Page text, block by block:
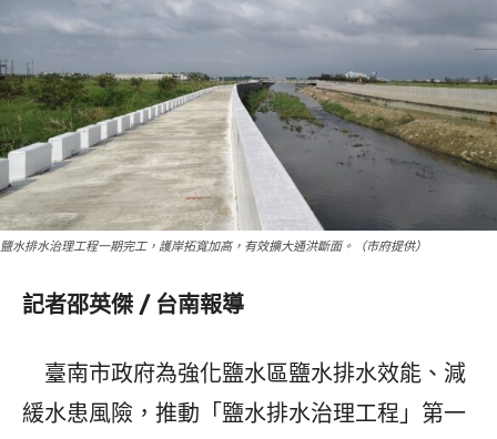
鹽水排水治理工程一期完工，護岸拓寬加高，有效擴大通洪斷面。（市府提供）
記者邵英傑 / 台南報導
臺南市政府為強化鹽水區鹽水排水效能、減
緩水患風險，推動「鹽水排水治理工程」第一